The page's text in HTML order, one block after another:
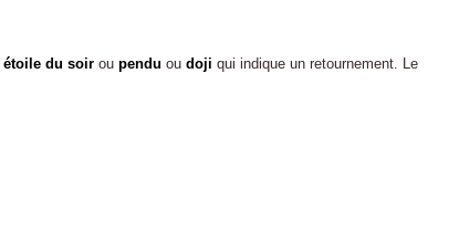
étoile du soir ou pendu ou doji qui indique un retournement. Le